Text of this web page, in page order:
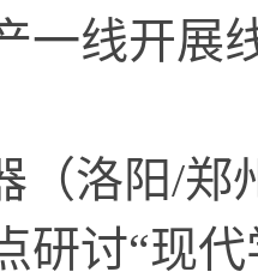
一线开展
（洛阳/郑
研讨“现